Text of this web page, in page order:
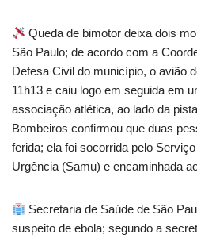
Queda de bimotor deixa dois
São Paulo; de acordo com a
Defesa Civil do município, o avião
11h13 e caiu logo em seguida em
associação atlética, ao lado da
Bombeiros confirmou que duas
ferida; ela foi socorrida pelo
Urgência (Samu) e encaminhada
Secretaria de Saúde de São
suspeito de ebola; segundo a